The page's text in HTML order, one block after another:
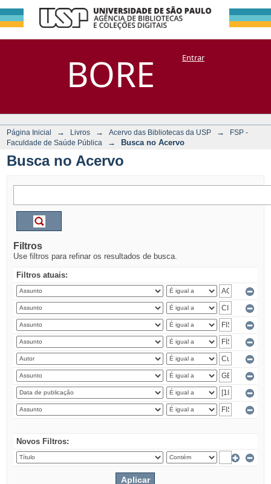
BORE
Busca no Acervo
DSpace/Manakin + CoriscoEntrar
Página Inicial → Livros → Acervo das Bibliotecas da USP →
FSP -
Faculdade de Saúde Pública
→ Busca no Acervo
Busca no Acervo
Filtros
Use filtros para refinar os resultados de busca.
Filtros atuais:
Novos Filtros: